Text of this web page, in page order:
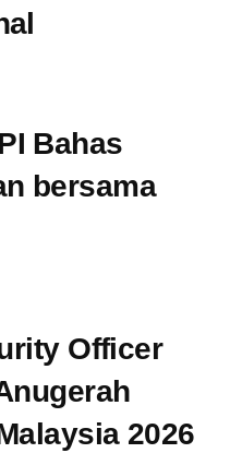
Bahas
bersama
Officer
2026